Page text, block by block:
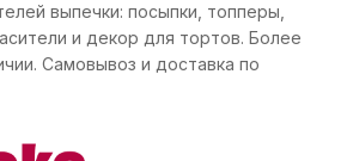
выпечки: посыпки, топперы,
и декор для тортов. Более
Самовывоз и доставка по